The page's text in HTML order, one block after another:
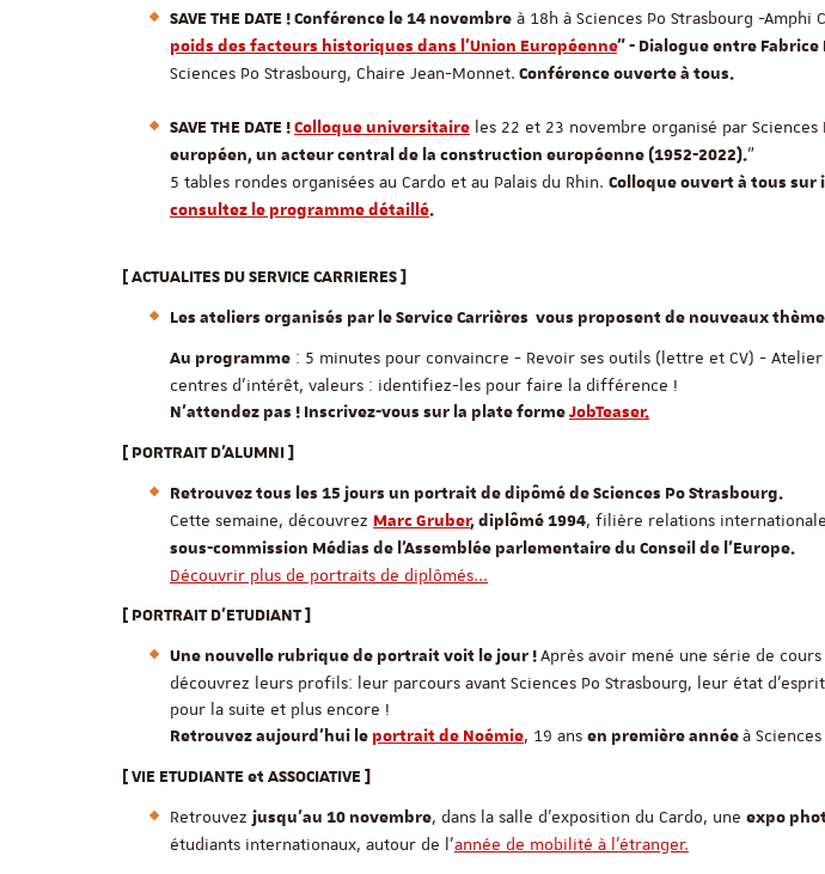
SAVE THE DATE ! Conférence le 14 novembre à 18h à Sciences Po Strasbourg -Amphi C
poids des facteurs historiques dans l'Union Européenne" - Dialogue entre Fabrice
Sciences Po Strasbourg, Chaire Jean-Monnet. Conférence ouverte à tous.
SAVE THE DATE !Colloque universitaire les 22 et 23 novembre organisé par Sciences
européen, un acteur central de la construction européenne (1952-2022)."
5 tables rondes organisées au Cardo et au Palais du Rhin. Colloque ouvert à tous
consultez le programme détaillé.
[ACTUALITES DU SERVICE CARRIERES ]
Les ateliers organisés par le Service Carrières vous proposent de nouveaux
Au programme : 5 minutes pour convaincre - Revoir ses outils (lettre et CV) -
centres d'intérêt, valeurs : identifiez-les pour faire la différence !
N'attendez pas ! Inscrivez-vous sur la plate formeJobTeaser.
[ PORTRAIT D'ALUMNI ]
Retrouvez tous les 15 jours un portrait de dipômé de Sciences Po Strasbourg.
Cette semaine, découvrez Marc Gruber, diplômé 1994, filière relations
sous-commission Médias de l’Assemblée parlementaire du Conseil de l’Europe.
Découvrir plus de portraits de diplômés...
[ PORTRAIT D'ETUDIANT ]
Une nouvelle rubrique de portrait voit le jour !Après avoir mené une série de
découvrez leurs profils: leur parcours avant Sciences Po Strasbourg, leur état
pour la suite et plus encore !
Retrouvez aujourd'hui le portrait de Noémie, 19 ans en première annéeà
[ VIE ETUDIANTE et ASSOCIATIVE ]
Retrouvez jusqu'au 10 novembre, dans la salle d'exposition du Cardo, une expo
étudiants internationaux, autour de l'année de mobilité à l'étranger.